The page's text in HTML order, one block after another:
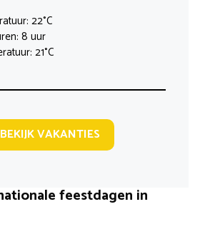
22°C
8 uur
21°C
BEKIJK VAKANTIES
feestdagen in